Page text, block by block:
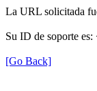
La URL solicitada
Su ID de soporte
[Go Back]